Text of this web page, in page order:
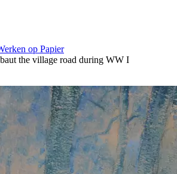
op Papier
the village road during WW I